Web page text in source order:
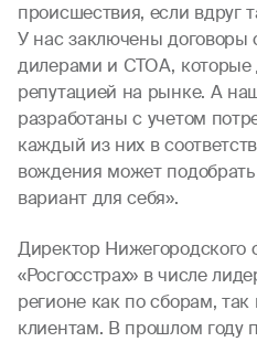
происшествия, если вдруг
У нас заключены
дилерами и СТОА, которые
репутацией на рынке. А
разработаны с учетом
каждый из них в
вождения может
вариант для себя».
Директор Нижегородского
«Росгосстрах» в числе
регионе как по сборам,
клиентам. В прошлом году